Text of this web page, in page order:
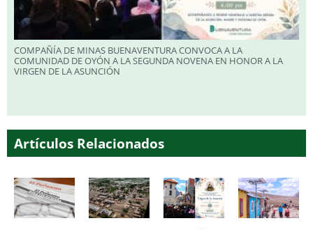
COMPAÑÍA DE MINAS BUENAVENTURA CONVOCA A LA
COMUNIDAD DE OYÓN A LA SEGUNDA NOVENA EN HONOR A LA
VIRGEN DE LA ASUNCIÓN
Artículos Relacionados